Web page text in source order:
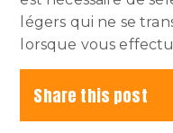
légers qui ne se
lorsque vous
Share this post